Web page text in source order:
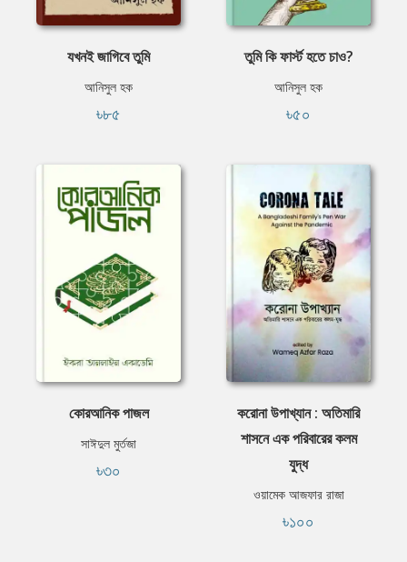
যখনই জাগিবে তুমি
আনিসুল হক
৳৮৫
তুমি কি ফার্স্ট হতে চাও?
আনিসুল হক
৳৫০
কোরআনিক পাজল
সাঈদুল মুর্তজা
৳৩০
করোনা উপাখ্যান : অতিমারি
শাসনে এক পরিবারের কলম
যুদ্ধ
ওয়ামেক আজফার রাজা
৳১০০